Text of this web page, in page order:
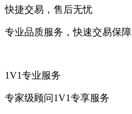
快捷交易，售后无忧
专业品质服务，快速交易保障
1V1专业服务
专家级顾问1V1专享服务